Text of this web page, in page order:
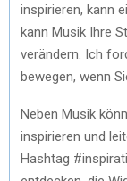
inspirieren, kann
kann Musik Ihre
verändern. Ich
bewegen, wenn
Neben Musik
inspirieren und
Hashtag